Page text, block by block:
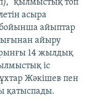
"қылмыстық топ
асыра
айыптар
айыру
14 жылдық
іс
Жәкішев пен
қатыспады.